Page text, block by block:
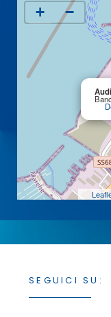
+ −
SEGUICI SU: